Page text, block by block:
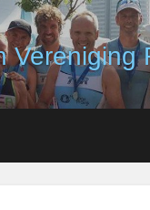
Vereniging